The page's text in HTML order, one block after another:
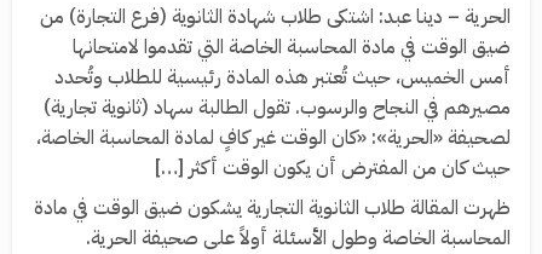
الحرية – دينا عبد: اشتكى طلاب شهادة الثانوية (فرع التجارة) من
ضيق الوقت في مادة المحاسبة الخاصة التي تقدموا لامتحانها
أمس الخميس، حيث تُعتبر هذه المادة رئيسية للطلاب وتُحدد
مصيرهم في النجاح والرسوب. تقول الطالبة سهاد (ثانوية تجارية)
لصحيفة «الحرية»: «كان الوقت غير كافٍ لمادة المحاسبة الخاصة،
حيث كان من المفترض أن يكون الوقت أكثر […]
ظهرت المقالة طلاب الثانوية التجارية يشكون ضيق الوقت في مادة
المحاسبة الخاصة وطول الأسئلة أولاً على صحيفة الحرية.